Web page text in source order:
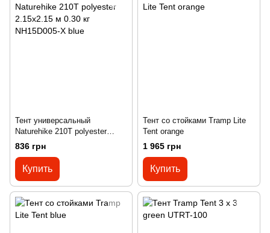
Тент универсальный
Naturehike 210T polyester
2.15х2.15 м 0.30 кг NH15D005-
X blue
836 грн
Купить
Тент со стойками Tramp Lite
Tent orange
1 965 грн
Купить